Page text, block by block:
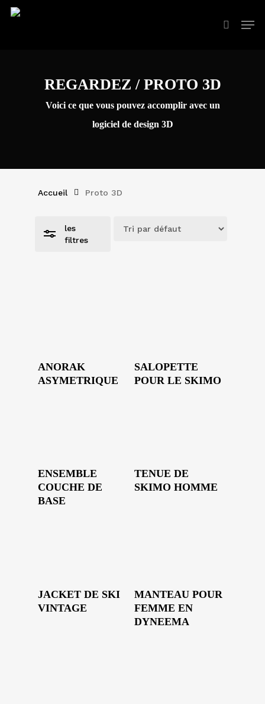
Skip
REGARDEZ / PROTO 3D
Voici ce que vous pouvez accomplir avec un
logiciel de design 3D
Accueil Proto 3D
les
filtres
Close
ANORAK
ASYMETRIQUE
SALOPETTE
POUR LE SKIMO
ENSEMBLE
COUCHE DE
BASE
TENUE DE
SKIMO HOMME
JACKET DE SKI
VINTAGE
MANTEAU POUR
FEMME EN
DYNEEMA